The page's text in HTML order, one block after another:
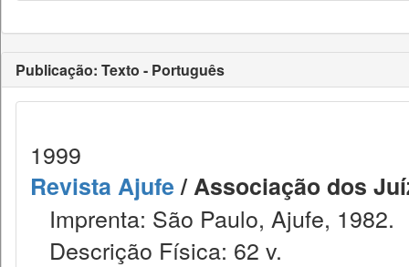
Publicação: Texto - Português
1999
Revista Ajufe/ Associação dos
Imprenta: São Paulo, Ajufe, 1982.
Descrição Física: 62 v.